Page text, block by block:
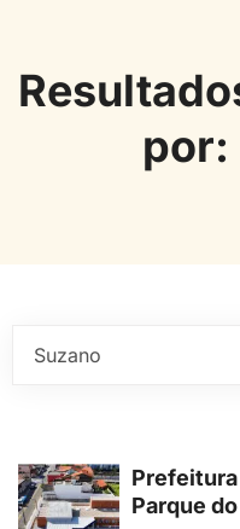
por:
Prefeitura
Parque